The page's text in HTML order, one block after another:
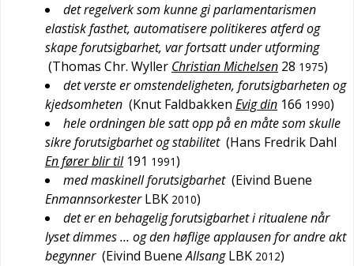
det regelverk som kunne gi parlamentarismen
elastisk fasthet, automatisere politikeres atferd og
skape forutsigbarhet, var fortsatt under utforming
(Thomas Chr. Wyller Christian Michelsen 28 1975)
det verste er omstendeligheten, forutsigbarheten og
kjedsomheten (Knut Faldbakken Evig din 166 1990)
hele ordningen ble satt opp på en måte som skulle
sikre forutsigbarhet og stabilitet (Hans Fredrik Dahl
En fører blir til 191 1991)
med maskinell forutsigbarhet (Eivind Buene
Enmannsorkester LBK 2010)
det er en behagelig forutsigbarhet i ritualene når
lyset dimmes … og den høflige applausen for andre akt
begynner (Eivind Buene Allsang LBK 2012)